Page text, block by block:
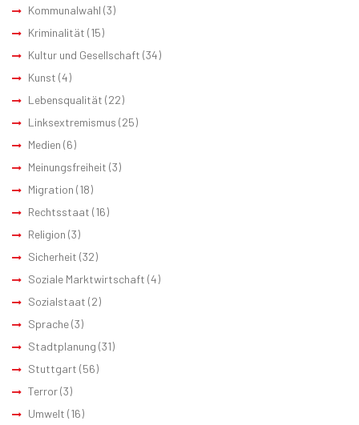
Kommunalwahl (3)
Kriminalität (15)
Kultur und Gesellschaft (34)
Kunst (4)
Lebensqualität (22)
Linksextremismus (25)
Medien (6)
Meinungsfreiheit (3)
Migration (18)
Rechtsstaat (16)
Religion (3)
Sicherheit (32)
Soziale Marktwirtschaft (4)
Sozialstaat (2)
Sprache(3)
Stadtplanung (31)
Stuttgart (56)
Terror(3)
Umwelt (16)